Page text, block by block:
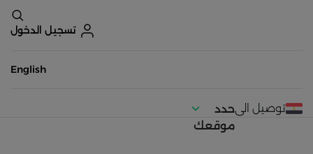
تسجيل الدخول
English
توصيل الىحدد
موقعك